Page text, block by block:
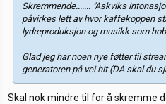
Skremmende....... "Askviks
påvirkes lett av hvor kaffekoppen
lydreproduksjon og musikk som
Glad jeg har noen nye føtter til
generatoren på vei hit (DA skal du
Skal nok mindre til for å skremme